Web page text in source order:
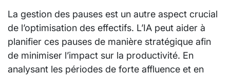
La gestion des pauses est un autre aspect crucial
de l’optimisation des effectifs. L’IA peut aider à
planifier ces pauses de manière stratégique afin
de minimiser l’impact sur la productivité. En
analysant les périodes de forte affluence et en